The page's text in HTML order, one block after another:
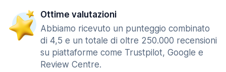
Ottime valutazioni
Abbiamo ricevuto un punteggio combinato
di 4,5 e un totale di oltre 250.000 recensioni
su piattaforme come Trustpilot, Google e
Review Centre.